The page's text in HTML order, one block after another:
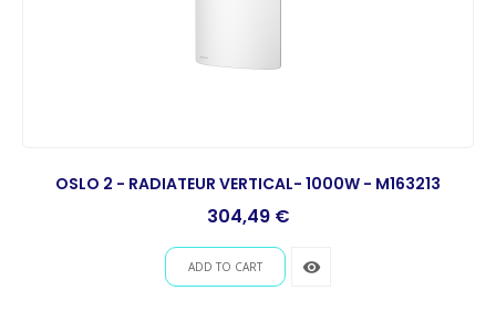
OSLO 2 - RADIATEUR VERTICAL- 1000W - M163213
Prix
304,49 €
ADD TO CART remove_red_eye